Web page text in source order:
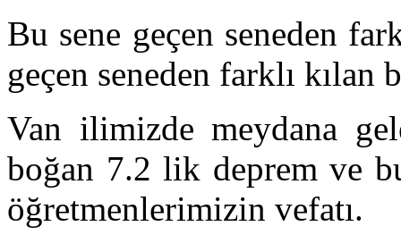
Bu sene geçen seneden
geçen seneden farklı kılan
Van ilimizde meydana
boğan 7.2 lik deprem ve
öğretmenlerimizin vefatı.